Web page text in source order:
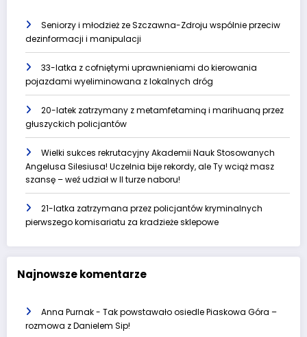
Seniorzy i młodzież ze Szczawna-Zdroju wspólnie przeciw
dezinformacji i manipulacji
33-latka z cofniętymi uprawnieniami do kierowania
pojazdami wyeliminowana z lokalnych dróg
20-latek zatrzymany z metamfetaminą i marihuaną przez
głuszyckich policjantów
Wielki sukces rekrutacyjny Akademii Nauk Stosowanych
Angelusa Silesiusa! Uczelnia bije rekordy, ale Ty wciąż masz
szansę – weź udział w II turze naboru!
21-latka zatrzymana przez policjantów kryminalnych
pierwszego komisariatu za kradzieże sklepowe
Najnowsze komentarze
Anna Purnak- Tak powstawało osiedle Piaskowa Góra –
rozmowa z Danielem Sip!